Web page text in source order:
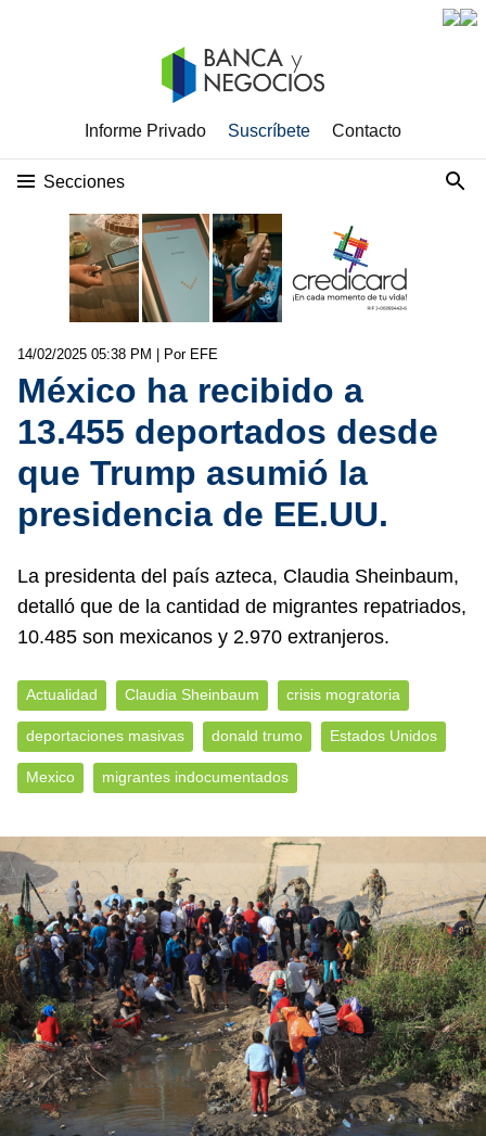
Informe Privado Suscríbete Contacto
Secciones
14/02/2025 05:38 PM | Por EFE
México ha recibido a
13.455 deportados desde
que Trump asumió la
presidencia de EE.UU.
La presidenta del país azteca, Claudia Sheinbaum,
detalló que de la cantidad de migrantes repatriados,
10.485 son mexicanos y 2.970 extranjeros.
Actualidad Claudia Sheinbaum crisis mogratoria
deportaciones masivas donald trumo Estados Unidos
Mexico migrantes indocumentados